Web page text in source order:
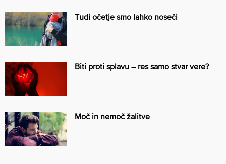
Tudi očetje smo lahko noseči
Biti proti splavu – res samo stvar vere?
Moč in nemoč žalitve